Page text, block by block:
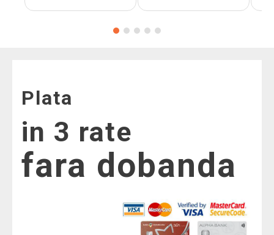
Plata
in 3 rate
fara dobanda